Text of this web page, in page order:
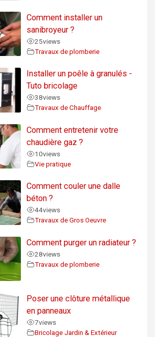
Comment installer un
sanibroyeur ?
25views
Travaux de plomberie
Installer un poêle à granulés -
Tuto bricolage
38views
Travaux de Chauffage
Comment entretenir votre
chaudière gaz ?
10views
Vie pratique
Comment couler une dalle
béton ?
44views
Travaux de Gros Oeuvre
Comment purger un radiateur ?
28views
Travaux de plomberie
Poser une clôture métallique
en panneaux
7views
Bricolage Jardin & Extérieur